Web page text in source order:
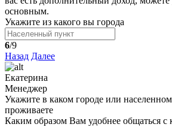
основным.
Укажите из какого вы города
6/9
Назад Далее
Екатерина
Менеджер
Укажите в каком городе или
проживаете
Каким образом Вам удобнее общаться с